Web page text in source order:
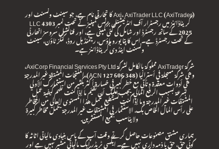
Axi، AxiTrader LLC (AxiTrader) کا تجارتی نام ہے، جو سینٹ ونسنٹ اور
گریناڈائنز میں رجسٹرار آف انٹرنیشنل بزنس کمپنیز کے تحت نمبر 4303 LLC
2025 کے ساتھ رجسٹرڈ اور شامل کی گئی کمپنی ہے، اور فنانشل سروسز اتھارٹی
کے تحت رجسٹرڈ ہے۔ اس کا پتا یورو ہاؤس، رچمنڈ ہل روڈ، کنگز ٹاؤن، سینٹ
ونسنٹ اینڈ دی گریناڈائنز ہے۔
شركة AxiTrader مملوكة بالكامل لشركة AxiCorp Financial Services Pty Ltd،
وهي شركة مسجلة في أستراليا (ACN 127 606 348). المنتجات المشتقة غير المدرجة
هي أدوات معقدة وتأتي مع خطر كبير في خسارة أكثر بكثير من استثمارك الأولي
بسرعة بسبب الرفع المالي. يجب عليك أن تقيّم ما إذا كنت تفهم كيفية عمل
المشتقات غير المدرجة وما إذا كنت تستطيع تحمل هذا المستوى العالي من المخاطر
على رأس المال الخاص بك. الاستثمار في المشتقات غير المدرجة يحمل مخاطر كبيرة
ولا يناسب جميع المستثمرين.
ہماری مشتق مصنوعات حاصل کرتے وقت آپ کے پاس بنیادی مالیاتی اثاثہ کا
کوئی حق، حق یا ذمہ داری نہیں ہے۔ ایکسی ٹریڈر ایک مالیاتی مشیر نہیں ہے اور